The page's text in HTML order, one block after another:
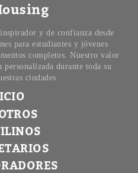
y de confianza desde
para estudiantes y jóvenes
completos. Nuestro valor
personalizada durante toda su
ciudades.